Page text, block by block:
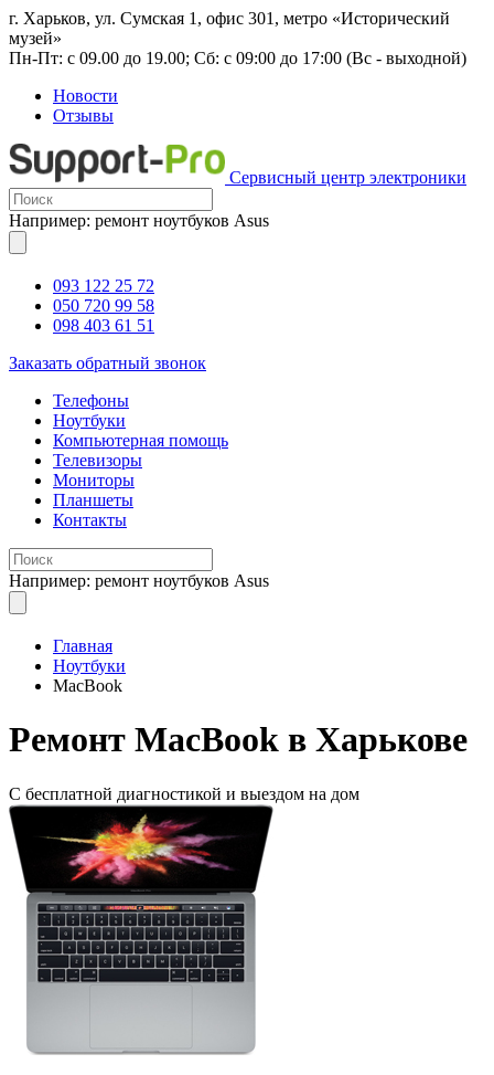
г. Харьков, ул. Сумская 1, офис 301, метро «Исторический
музей»
Пн-Пт: с 09.00 до 19.00; Сб: с 09:00 до 17:00 (Вс - выходной)
Новости
Отзывы
Сервисный центр электроники
Например: ремонт ноутбуков Asus
093 122 25 72
050 720 99 58
098 403 61 51
Заказать обратный звонок
Телефоны
Ноутбуки
Компьютерная помощь
Телевизоры
Мониторы
Планшеты
Контакты
Например: ремонт ноутбуков Asus
Главная
Ноутбуки
MacBook
Ремонт MacBook в Харькове
С бесплатной диагностикой и выездом на дом